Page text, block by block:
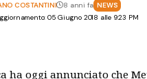
05 Giugno 2018 alle 9:23 PM
COSTANTINI 8 anni fa NEWS
ha oggi annunciato che